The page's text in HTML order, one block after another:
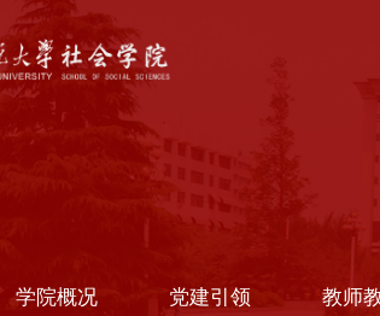
学院概况 党建引领 教师